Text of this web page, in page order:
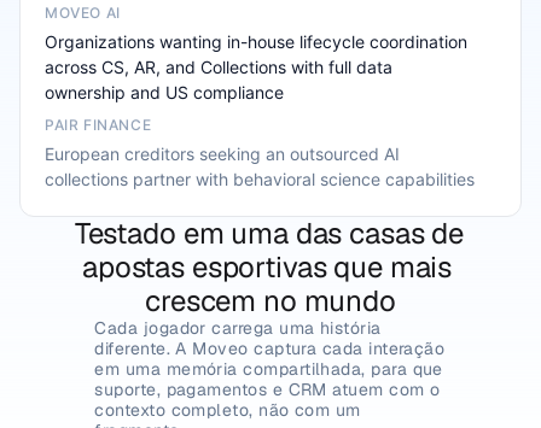
Organizations wanting in-house lifecycle coordination
across CS, AR, and Collections with full data
ownership and US compliance
European creditors seeking an outsourced AI
collections partner with behavioral science capabilities
Testado em uma das casas de
apostas esportivas que mais
crescem no mundo
Cada jogador carrega uma história
diferente. A Moveo captura cada interação
em uma memória compartilhada, para que
suporte, pagamentos e CRM atuem com o
contexto completo, não com um